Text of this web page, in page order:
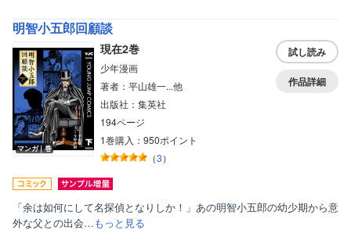
明智小五郎回顧談
マンガ｜巻
現在2巻
少年漫画
著者：平山雄一...他
出版社：集英社
194ページ
1巻購入：950ポイント
（3）
試し読み
作品詳細
「余は如何にして名探偵となりしか！」あの明智小五郎の幼少期から意
外な父との出会…もっと見る